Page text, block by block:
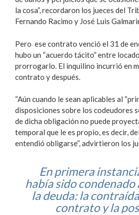
la cosa”, recordaron los jueces del
Fernando Racimo y José Luis
Pero ese contrato venció el 31 de
hubo un “acuerdo tácito” entre
prorrogarlo. El inquilino incurrió en
contrato y después.
“Aún cuando le sean aplicables al
disposiciones sobre los codeudores
de dicha obligación no puede
temporal que le es propio, es decir,
entendió obligarse”, advirtieron los
En primera
había sido condenado
la deuda: la
contrato y la